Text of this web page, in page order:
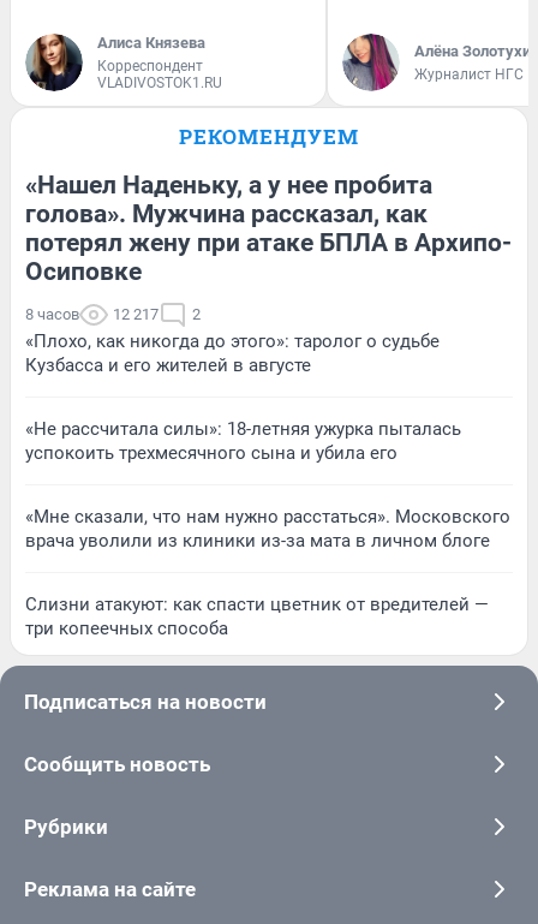
Алиса Князева
Корреспондент
VLADIVOSTOK1.RU
Алёна
Журналист НГС
РЕКОМЕНДУЕМ
«Нашел Наденьку, а у нее пробита
голова». Мужчина рассказал, как
потерял жену при атаке БПЛА в Архипо-
Осиповке
8 часов 12 217 2
«Плохо, как никогда до этого»: таролог о судьбе
Кузбасса и его жителей в августе
«Не рассчитала силы»: 18-летняя ужурка пыталась
успокоить трехмесячного сына и убила его
«Мне сказали, что нам нужно расстаться». Московского
врача уволили из клиники из-за мата в личном блоге
Слизни атакуют: как спасти цветник от вредителей —
три копеечных способа
Подписаться на новости
Сообщить новость
Рубрики
Реклама на сайте